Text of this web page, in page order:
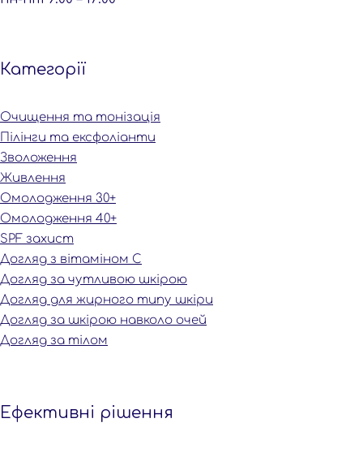
Категорiї
Очищення та тонізація
Пілінги та ексфоліанти
Зволоження
Живлення
Омолодження 30+
Омолодження 40+
SPF захист
Догляд з вітаміном С
Догляд за чутливою шкірою
Догляд для жирного типу шкіри
Догляд за шкірою навколо очей
Догляд за тілом
Ефективні рішення